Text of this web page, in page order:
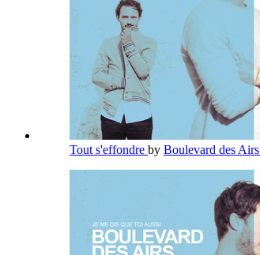
Tout s'effondre by Boulevard des Airs